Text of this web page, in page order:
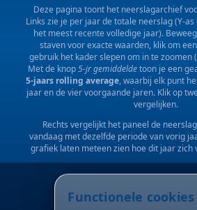
1940 1983 2025
Deze pagina toont het neerslagarchief
Links zie je per jaar de totale neerslag (Y-
het meest recente volledige jaar).
staven voor exacte waarden, klik om
gebruik het kader slepen om in te zoomen
Met de knop5-jr gemiddeldetoon je een
5-jaars rolling average, waarbij elk punt
jaar en de vier voorgaande jaren. Klik op
vergelijken.
Rechts vergelijkt het paneel de
vandaag met dezelfde periode van vorig
grafiek laten meteen zien hoe dit jaar zich
Functionele cookies